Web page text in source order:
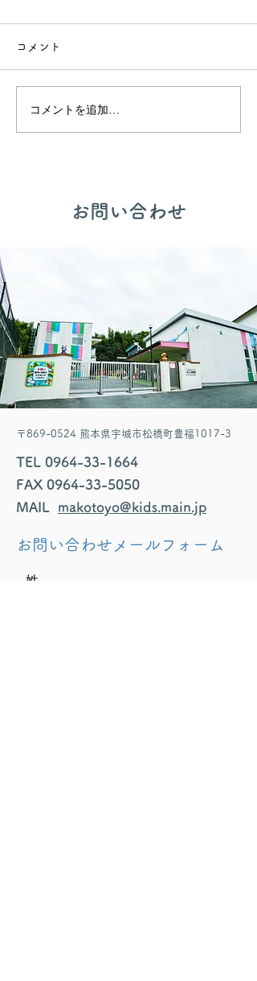
🎂誕生会出し物✨
コメント
コメントを追加…
​お問い合わせ
〒869-0524 熊本県宇城市松橋町豊福1017-3
TEL 0964-33-1664
FAX 0964-33-5050
MAIL makotoyo@kids.main.jp
お問い合わせメールフォーム
姓